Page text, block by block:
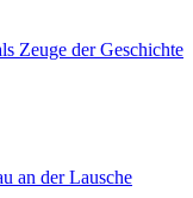
Zeuge der Geschichte
an der Lausche